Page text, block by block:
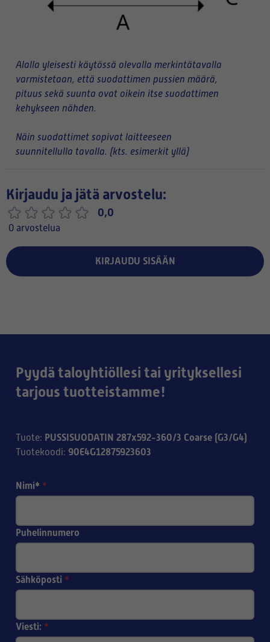
Alalla yleisesti käytössä olevalla merkintätavalla
varmistetaan, että suodattimen pussien määrä,
pituus sekä suunta ovat oikein itse suodattimen
kehykseen nähden.
Näin suodattimet sopivat laitteeseen
suunnitellulla tavalla. (kts. esimerkit yllä)
Kirjaudu ja jätä arvostelu:
0,0
0 arvostelua
KIRJAUDU SISÄÄN
Pyydä taloyhtiöllesi tai yrityksellesi
tarjous tuotteistamme!
Tuote: PUSSISUODATIN 287x592-360/3 Coarse (G3/G4)
Tuotekoodi: 90E4G12875923603
Nimi* *
Puhelinnumero
Sähköposti *
Viesti: *